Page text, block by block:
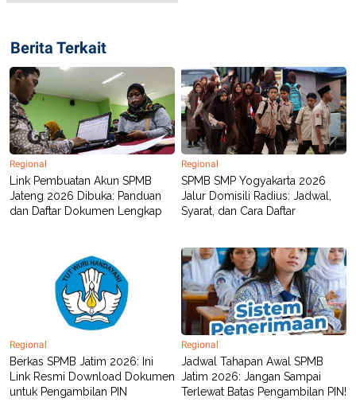
Berita Terkait
Regional
Link Pembuatan Akun SPMB
Jateng 2026 Dibuka: Panduan
dan Daftar Dokumen Lengkap
Regional
SPMB SMP Yogyakarta 2026
Jalur Domisili Radius: Jadwal,
Syarat, dan Cara Daftar
Regional
Berkas SPMB Jatim 2026: Ini
Link Resmi Download Dokumen
untuk Pengambilan PIN
Regional
Jadwal Tahapan Awal SPMB
Jatim 2026: Jangan Sampai
Terlewat Batas Pengambilan PIN!